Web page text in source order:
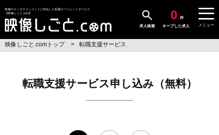
映像やエンタテインメントに特化した転職エージェントサービス
【映像しごと.com】
求人検索
0
件
キープした求人
メニュー
映像しごと.comトップ 転職支援サービス
転職支援サービス申し込み（無料）